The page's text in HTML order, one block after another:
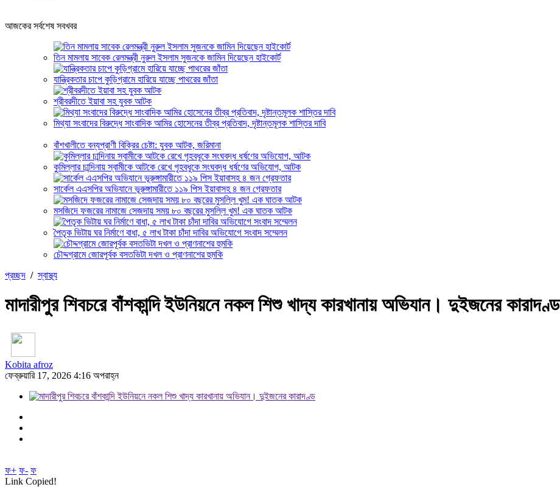
আজকের সর্বশেষ সবখবর
তিন মামলায় সাবেক রেলমন্ত্রী নুরুল ইসলাম সুজনকে জামিন দিয়েছেন হাইকোর্ট
যান্ত্রিকতার চাপে কুড়িগ্রামে হারিয়ে যাচ্ছে পাথরের জাঁতা
শ্রীবরদীতে ইয়াবা সহ যুবক আটক
মিথ্যা সংবাদের বিরুদ্ধে সাংবাদিক আমির হোসেনের তীব্র প্রতিবাদ, দৃষ্টান্তমূলক শাস্তির দাবি
বাঁশখালীতে বন্যপ্রাণী বিক্রির চেষ্টা: যুবক আটক, জরিমানা
কুমিল্লার চান্দিনায় স্বামীকে আটকে রেখে গৃহবধূকে সংঘবদ্ধ ধর্ষণের অভিযোগ, আটক
সার্কেল এএসপির অভিযানে ভূরুঙ্গামারীতে ১১৯ পিস ইয়াবাসহ ৪ জন গ্রেফতার
মসজিদে ফজরের নামাজে সেজদায় সময় ৮০ বছরের মুসল্লি খুম! এক ঘাতক আটক
পৈতৃক ভিটায় ঘর নির্মাণে বাধা, ৫ লাখ টাকা চাঁদা দাবির অভিযোগে সংবাদ সম্মেলন
চৌদ্দগ্রামে জোরপূর্বক বসতভিটা দখল ও প্রাণনাশের হুমকি
প্রচ্ছদ /স্বাস্থ্য
মাদারীপুর শিবচরে বাঁশকান্দি ইউনিয়নে নকল শিশু খাদ্য কারখানায় অভিযান। দুইজনের কারাদণ্ড
Kobita afroz
ফেব্রুয়ারি 17, 2026 4:16 অপরাহ্ন
ফ+ ফ- ফ
Link Copied!